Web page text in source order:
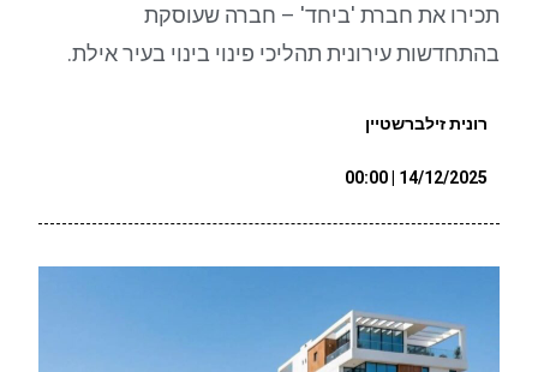
תכירו את חברת 'ביחד' – חברה שעוסקת
בהתחדשות עירונית תהליכי פינוי בינוי בעיר אילת.
רונית זילברשטיין
14/12/2025 | 00:00